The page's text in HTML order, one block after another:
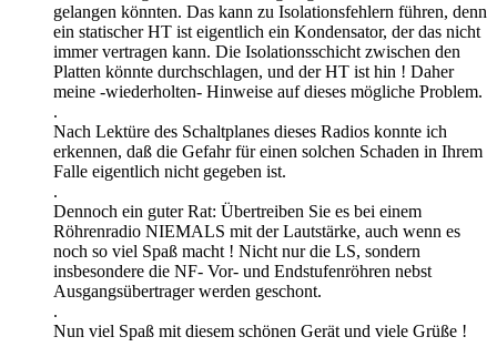
gelangen könnten. Das kann zu Isolationsfehlern führen, denn
ein statischer HT ist eigentlich ein Kondensator, der das nicht
immer vertragen kann. Die Isolationsschicht zwischen den
Platten könnte durchschlagen, und der HT ist hin ! Daher
meine -wiederholten- Hinweise auf dieses mögliche Problem.
.
Nach Lektüre des Schaltplanes dieses Radios konnte ich
erkennen, daß die Gefahr für einen solchen Schaden in Ihrem
Falle eigentlich nicht gegeben ist.
.
Dennoch ein guter Rat: Übertreiben Sie es bei einem
Röhrenradio NIEMALS mit der Lautstärke, auch wenn es
noch so viel Spaß macht ! Nicht nur die LS, sondern
insbesondere die NF- Vor- und Endstufenröhren nebst
Ausgangsübertrager werden geschont.
.
Nun viel Spaß mit diesem schönen Gerät und viele Grüße !